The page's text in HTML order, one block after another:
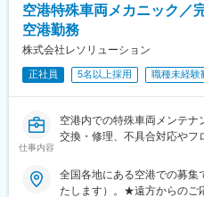
空港特殊車両メカニック／
空港勤務
株式会社レソリューション
正社員 5名以上採用 職種未経験
仕事内容
空港内での特殊車両メンテナ
交換・修理、不具合対応やフ
全国各地にある空港での募集
たします）。★遠方からのご